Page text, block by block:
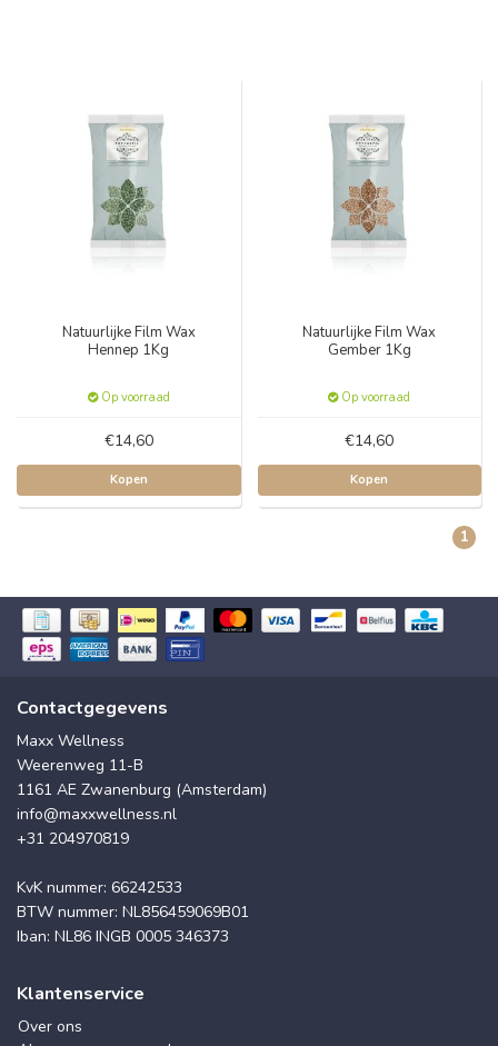
Natuurlijke Film Wax
Hennep 1Kg
Op voorraad
€14,60
Kopen
Natuurlijke Film Wax
Gember 1Kg
Op voorraad
€14,60
Kopen
1
Contactgegevens
Maxx Wellness
Weerenweg 11-B
1161 AE Zwanenburg (Amsterdam)
info@maxxwellness.nl
+31 204970819
KvK nummer: 66242533
BTW nummer: NL856459069B01
Iban: NL86 INGB 0005 346373
Klantenservice
Over ons